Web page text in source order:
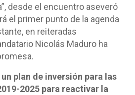
desde el encuentro aseveró
el primer punto de la agenda
en reiteradas
Nicolás Maduro ha
plan de inversión para las
2025 para reactivar la